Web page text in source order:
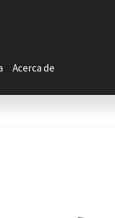
Acerca de